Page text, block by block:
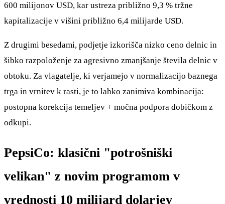
600 milijonov USD, kar ustreza približno 9,3 % tržne
kapitalizacije v višini približno 6,4 milijarde USD.
Z drugimi besedami, podjetje izkorišča nizko ceno delnic in
šibko razpoloženje za agresivno zmanjšanje števila delnic v
obtoku. Za vlagatelje, ki verjamejo v normalizacijo baznega
trga in vrnitev k rasti, je to lahko zanimiva kombinacija:
postopna korekcija temeljev + močna podpora dobičkom z
odkupi.
PepsiCo: klasični "potrošniški
velikan" z novim programom v
vrednosti 10 milijard dolarjev